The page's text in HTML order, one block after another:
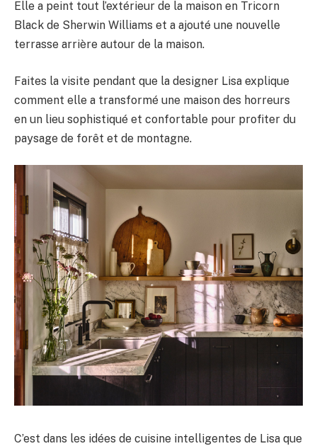
Elle a peint tout l’extérieur de la maison en Tricorn
Black de Sherwin Williams et a ajouté une nouvelle
terrasse arrière autour de la maison.
Faites la visite pendant que la designer Lisa explique
comment elle a transformé une maison des horreurs
en un lieu sophistiqué et confortable pour profiter du
paysage de forêt et de montagne.
C’est dans les idées de cuisine intelligentes de Lisa que